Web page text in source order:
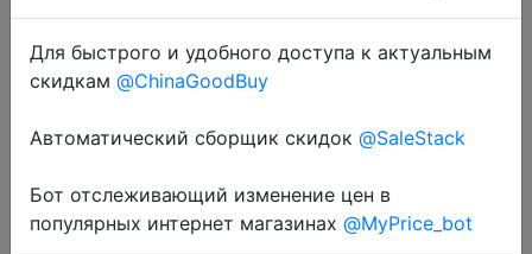
Промокод:"IFPDRZ6K"
Перейти в магазин
Для быстрого и удобного доступа к актуальным
скидкам @ChinaGoodBuy
Автоматический сборщик скидок @SaleStack
Бот отслеживающий изменение цен в
популярных интернет магазинах @MyPrice_bot